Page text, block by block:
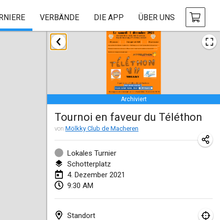
VERBÄNDE DIE APP ÜBER UNS
Archiviert
Tournoi en faveur du Téléthon
von Mölkky Club de Macheren
Lokales Turnier
Schotterplatz
4. Dezember 2021
9:30 AM
Standort
Februar 2021
13. Feb. 2021| Finnland
Tournoi d'adresse "couvre feu"
19. Feb. 2021|Frankreich
Australian Finska Championship
20. Feb. 2021
März 2021
Grand Prix de la Sarthe